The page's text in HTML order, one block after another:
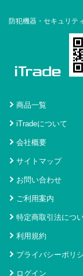
防犯機器・セキュリテ
商品一覧
iTradeについて
会社概要
サイトマップ
お問い合わせ
ご利用案内
特定商取引法につ
利用規約
プライバシーポリ
ログイン